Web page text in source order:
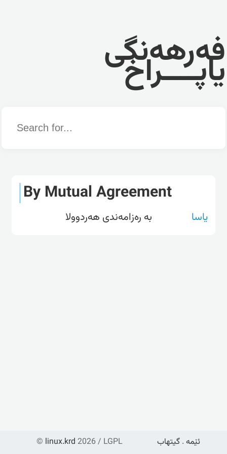
فەرهەنگی
یاپــــراخ
Word
By Mutual Agreement
یاسا بە رەزامەندی هەردوولا
© linux.krd 2026 / LGPL ئێمە . گیتهاب